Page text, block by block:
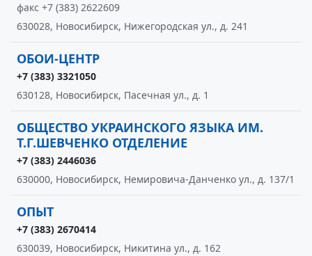
факс +7 (383) 2622609
630028, Новосибирск, Нижегородская ул., д. 241
ОБОИ-ЦЕНТР
+7 (383) 3321050
630128, Новосибирск, Пасечная ул., д. 1
ОБЩЕСТВО УКРАИНСКОГО ЯЗЫКА ИМ.
Т.Г.ШЕВЧЕНКО ОТДЕЛЕНИЕ
+7 (383) 2446036
630000, Новосибирск, Немировича-Данченко ул., д. 137/1
ОПЫТ
+7 (383) 2670414
630039, Новосибирск, Никитина ул., д. 162